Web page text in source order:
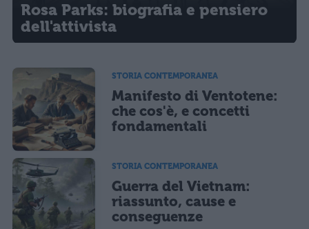
Rosa Parks: biografia e pensiero
dell'attivista
STORIA CONTEMPORANEA
Manifesto di Ventotene:
che cos'è, e concetti
fondamentali
STORIA CONTEMPORANEA
Guerra del Vietnam:
riassunto, cause e
conseguenze